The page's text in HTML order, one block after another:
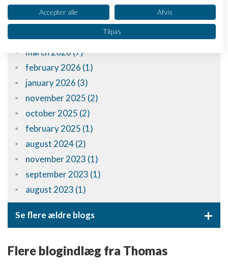
july 2026 (1)
april 2026 (2)
march 2026 (7)
february 2026 (1)
january 2026 (3)
november 2025 (2)
october 2025 (2)
february 2025 (1)
august 2024 (2)
november 2023 (1)
september 2023 (1)
august 2023 (1)
Se flere ældre blogs +
Flere blogindlæg fra Thomas
Se partnerliste (2 IAB-leverandører)
Vi bruger dine data til følgende formål:
IAB's behandlingsformål:
Opbevare og/eller tilgå oplysninger på en
Bruge begrænsede oplysninger til at vælge
Oprette profiler til tilpasset annoncering
Bruge profiler til at vælge tilpasset
annoncering
Oprette profiler for at tilpasse indhold
Måle annonceringseffektivitet
Forstå målgrupper gennem statistikker eller
kombinationer af oplysninger fra forskellige
Accepter alle Afvis
Tilpas